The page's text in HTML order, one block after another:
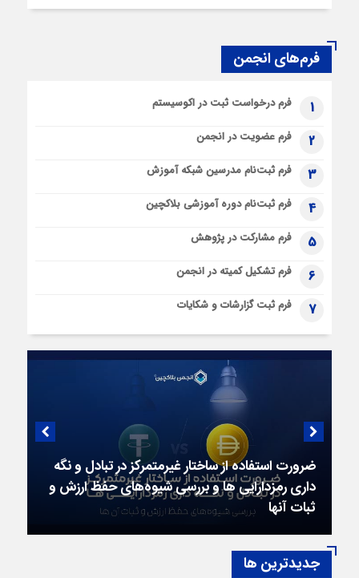
فرم‌های انجمن
1 فرم درخواست ثبت در اکوسیستم
2 فرم عضویت در انجمن
3 فرم ثبت‌نام مدرسین شبکه آموزش
4 فرم ثبت‌نام دوره آموزشی بلاکچین
5 فرم مشارکت در پژوهش
6 فرم تشکیل کمیته در انجمن
7 فرم ثبت گزارشات و شکایات
ضرورت استفاده از ساختار غیرمتمرکز در تبادل و نگه
داری رمزدارایی ها و بررسی شیوه‌‍‌های حفظ ارزش و
ثبات آنها
جديدترين ها